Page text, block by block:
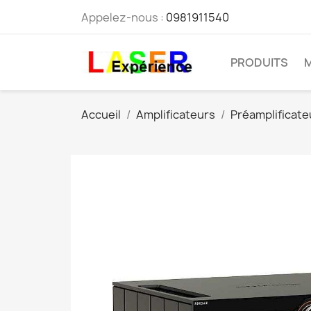
Appelez-nous : 0981911540
PRODUITS
Accueil Amplificateurs